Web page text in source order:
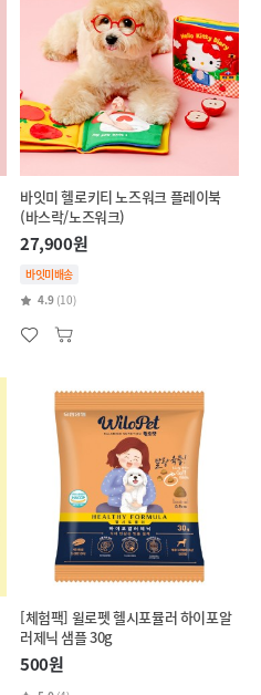
바잇미 헬로키티 노즈워크 플레이북
(바스락/노즈워크)
27,900원
바잇미배송
4.9 (10)
[체험팩] 윌로펫 헬시포뮬러 하이포알
러제닉 샘플 30g
500원